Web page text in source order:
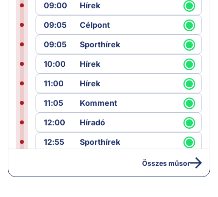
09:00
Hírek
09:05
Célpont
09:05
Sporthírek
10:00
Hírek
11:00
Hírek
11:05
Komment
12:00
Híradó
12:55
Sporthírek
Összes műsor